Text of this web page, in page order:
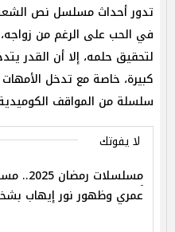
تدور أحداث مسلسل نص
في الحب على الرغم من
لتحقيق حلمه، إلا أن القدر
كبيرة، خاصة مع تدخل
سلسلة من المواقف
لا يفوتك
مسلسلات
عمري وظهور نور إيهاب